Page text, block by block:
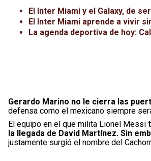
El Inter Miami y el Galaxy, de
El Inter Miami aprende a vivir
La agenda deportiva de hoy:
Gerardo Marino no le cierra las
defensa como el mexicano siempre
El equipo en el que milita Lionel Messi
la llegada de David Martínez. Sin
justamente surgió el nombre del